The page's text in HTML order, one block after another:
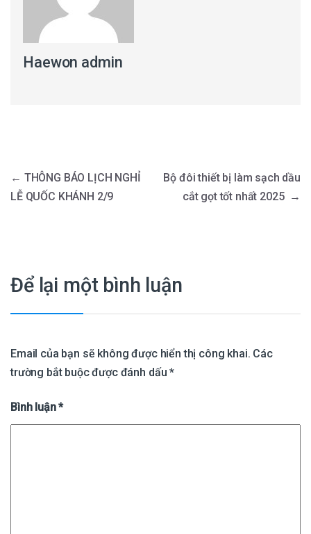
Haewon admin
Điều hướng bài viết
← THÔNG BÁO LỊCH NGHỈ
LỄ QUỐC KHÁNH 2/9
Bộ đôi thiết bị làm sạch dầu
cắt gọt tốt nhất 2025 →
Để lại một bình luận
Email của bạn sẽ không được hiển thị công khai. Các
trường bắt buộc được đánh dấu*
Bình luận*